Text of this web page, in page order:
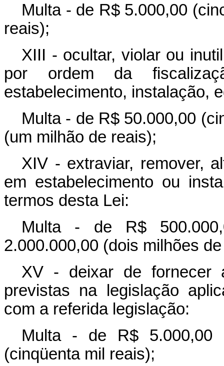
Multa - de R$ 5.000,00
reais);
XIII - ocultar, violar ou
por ordem da
estabelecimento, instalação,
Multa - de R$ 50.000,00
(um milhão de reais);
XIV - extraviar, remover,
em estabelecimento ou
termos desta Lei:
Multa - de R$
2.000.000,00 (dois milhões
XV - deixar de fornecer
previstas na legislação
com a referida legislação:
Multa - de R$ 5.000,00
(cinqüenta mil reais);